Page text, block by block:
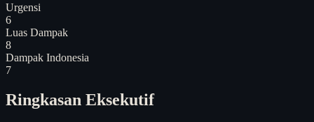
Urgensi
6
Luas Dampak
8
Dampak Indonesia
7
Ringkasan Eksekutif